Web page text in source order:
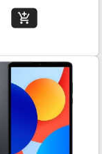
add_shopping_cart